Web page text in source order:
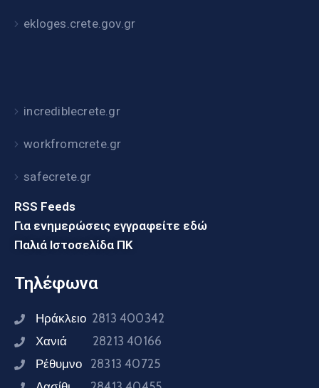
ekloges.crete.gov.gr
incrediblecrete.gr
workfromcrete.gr
safecrete.gr
RSS Feeds
Για ενημερώσεις εγγραφείτε εδώ
Παλιά Ιστοσελίδα ΠΚ
Τηλέφωνα
Ηράκλειο 2813 400342
Χανιά 28213 40166
Ρέθυμνο 28313 40725